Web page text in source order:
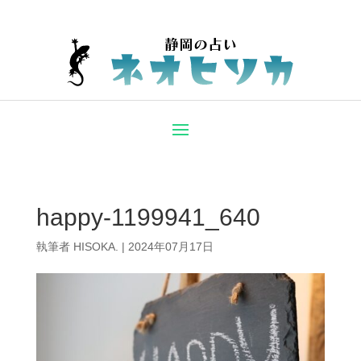
happy-1199941_640
執筆者 HISOKA. | 2024年07月17日